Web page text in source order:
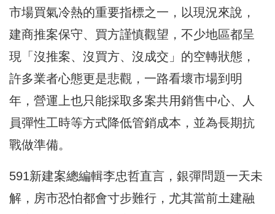
市場買氣冷熱的重要指標之一，以現況來說，
建商推案保守、買方謹慎觀望，不少地區都呈
現「沒推案、沒買方、沒成交」的空轉狀態，
許多業者心態更是悲觀，一路看壞市場到明
年，營運上也只能採取多案共用銷售中心、人
員彈性工時等方式降低管銷成本，並為長期抗
戰做準備。
591新建案總編輯李忠哲直言，銀彈問題一天未
解，房市恐怕都會寸步難行，尤其當前土建融